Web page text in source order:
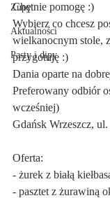
Zupy
Aktualności
Pasty i dipy
Chętnie pomogę :)
Wybierz co chcesz
wielkanocnym stole,
przygotuję :)
Dania oparte na
Preferowany odbiór
wcześniej)
Gdańsk Wrzeszcz,
Oferta:
- żurek z białą
- pasztet z żurawiną